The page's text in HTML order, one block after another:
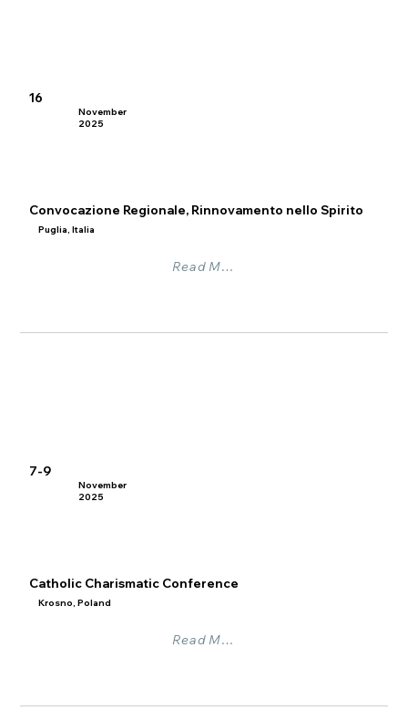
November
16
2025
Convocazione Regionale, Rinnovamento nello Spirito
Puglia, Italia
Read More
November
7-9
2025
Catholic Charismatic Conference
Krosno, Poland
Read More